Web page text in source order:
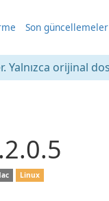
Son güncellemeler
Yalnızca orijinal
Linux